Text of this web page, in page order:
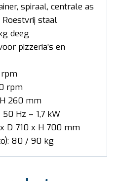
spiraal, centrale as
staal
deeg
pizzeria’s en
rpm
260 mm
Hz – 1,7 kW
D 710 x H 700 mm
80 / 90 kg